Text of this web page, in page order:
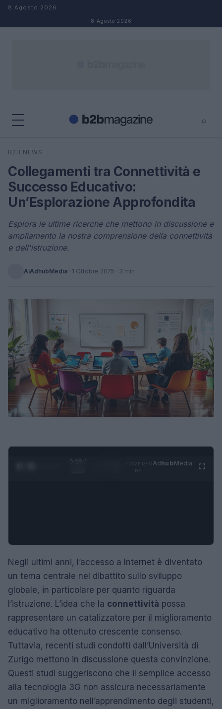
Salta al contenuto
8 Agosto 2026
8 Agosto 2026
⌕
Cerca
B2B NEWS
Collegamenti tra Connettività e
Successo Educativo:
Un’Esplorazione Approfondita
Esplora le ultime ricerche che mettono in discussione e
ampliamento la nostra comprensione della connettività
e dell'istruzione.
AiAdhubMedia · 1 Ottobre 2025 · 3 min
0:29 /
AdhubMedia
Negli ultimi anni, l’accesso a Internet è diventato
un tema centrale nel dibattito sullo sviluppo
globale, in particolare per quanto riguarda
l’istruzione. L’idea che la connettività possa
rappresentare un catalizzatore per il miglioramento
educativo ha ottenuto crescente consenso.
Tuttavia, recenti studi condotti dall’Università di
Zurigo mettono in discussione questa convinzione.
Questi studi suggeriscono che il semplice accesso
alla tecnologia 3G non assicura necessariamente
un miglioramento nell’apprendimento degli studenti,